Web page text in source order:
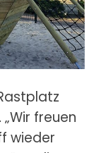
„Wir freuen
wieder